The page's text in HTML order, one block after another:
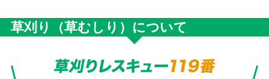
草刈り（草むしり）について